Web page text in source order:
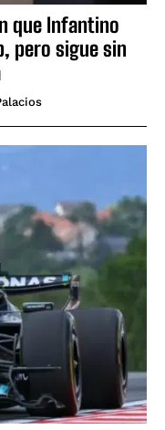
que Infantino
pero sigue sin